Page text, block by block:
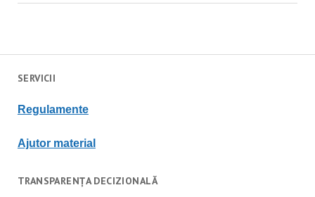
SERVICII
Regulamente
Ajutor material
TRANSPARENȚA DECIZIONALĂ